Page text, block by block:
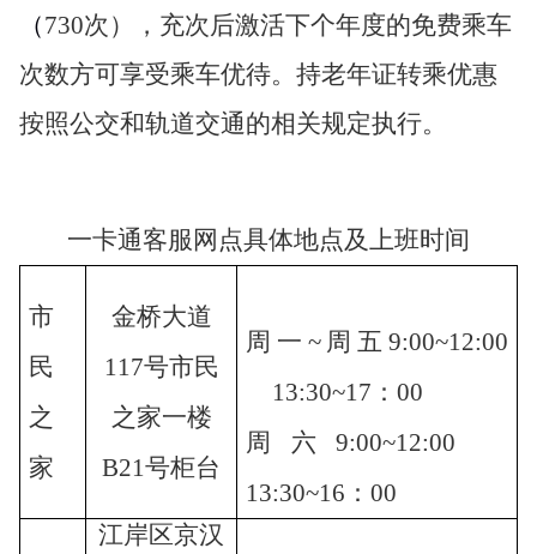
（730次），充次后激活下个年度的免费乘车
次数方可享受乘车优待。持老年证转乘优惠
按照公交和轨道交通的相关规定执行。
一卡通客服 网 点具体地点及上班时间
市
民
之
家
金桥大道
117号市民
之家一楼
B21号柜台
周一 ~周五9:00~12:00
13:30~17 ： 00
周六9:00~12:00
13:30~16：00
江岸区京汉